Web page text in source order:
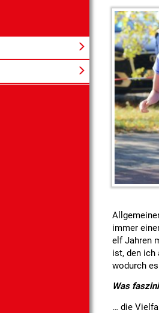
immer
elf Jahren
ist, den ich
wodurch
Was
… die